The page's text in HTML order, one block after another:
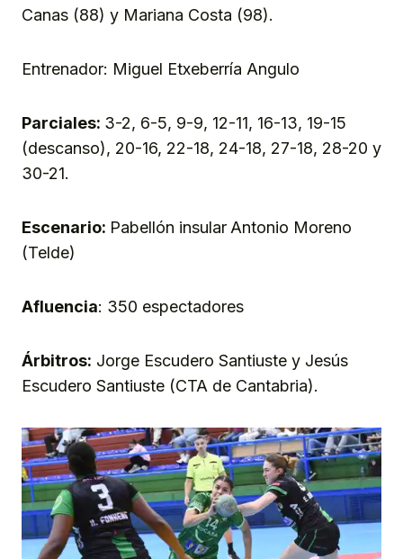
Canas (88) y Mariana Costa (98).
Entrenador: Miguel Etxeberría Angulo
Parciales: 3-2, 6-5, 9-9, 12-11, 16-13, 19-15
(descanso), 20-16, 22-18, 24-18, 27-18, 28-20 y
30-21.
Escenario: Pabellón insular Antonio Moreno
(Telde)
Afluencia: 350 espectadores
Árbitros: Jorge Escudero Santiuste y Jesús
Escudero Santiuste (CTA de Cantabria).